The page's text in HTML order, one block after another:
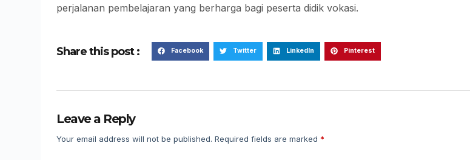
perjalanan pembelajaran yang berharga bagi peserta didik vokasi.
Share this post : Facebook Twitter LinkedIn Pinterest
Leave a Reply
Your email address will not be published. Required fields are marked *